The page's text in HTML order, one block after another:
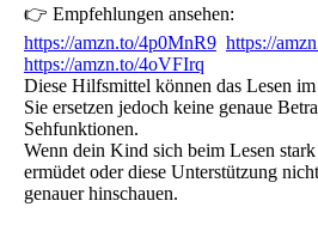
👉 Empfehlungen ansehen:
https://amzn.to/4p0MnR9 https://
https://amzn.to/4oVFIrq
Diese Hilfsmittel können das Lesen
Sie ersetzen jedoch keine genaue
Sehfunktionen.
Wenn dein Kind sich beim Lesen
ermüdet oder diese Unterstützung
genauer hinschauen.